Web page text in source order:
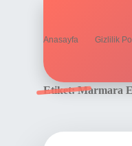
Anasayfa Gizlilik
Etiket:Marmara